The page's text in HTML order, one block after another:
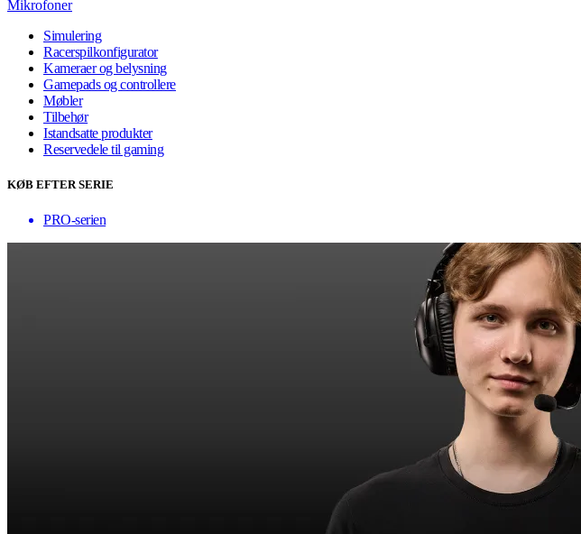
Mikrofoner
Simulering
Racerspilkonfigurator
Kameraer og belysning
Gamepads og controllere
Møbler
Tilbehør
Istandsatte produkter
Reservedele til gaming
KØB EFTER SERIE
PRO-serien